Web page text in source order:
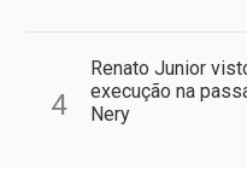
4
Renato Junior
execução na
Nery